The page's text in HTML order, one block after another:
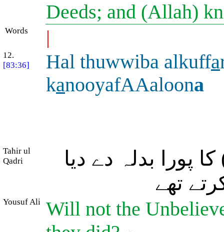
Deeds; and (Allah)
Words |
12.
[83:36]
Hal thuwwiba alkuffa
kanooyafAAaloona
Tahir ul
Qadri
بدلہ دے دیا
تھے
Yousuf Ali Will not the